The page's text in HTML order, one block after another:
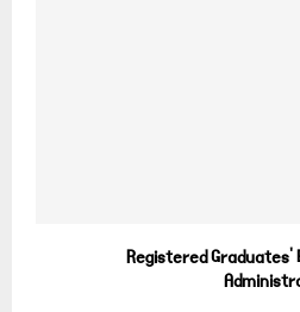
Registered